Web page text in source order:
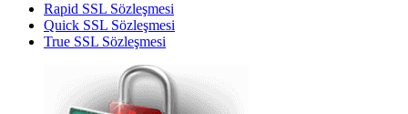
Rapid SSL Sözleşmesi
Quick SSL Sözleşmesi
True SSL Sözleşmesi